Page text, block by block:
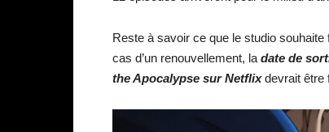
Reste à savoir ce que le studio
cas d’un renouvellement, la date de
the Apocalypse sur Netflixdevrait être